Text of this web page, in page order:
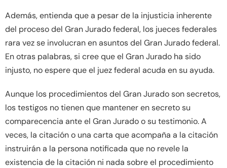
Además, entienda que a pesar de la injusticia inherente
del proceso del Gran Jurado federal, los jueces federales
rara vez se involucran en asuntos del Gran Jurado federal.
En otras palabras, si cree que el Gran Jurado ha sido
injusto, no espere que el juez federal acuda en su ayuda.
Aunque los procedimientos del Gran Jurado son secretos,
los testigos no tienen que mantener en secreto su
comparecencia ante el Gran Jurado o su testimonio. A
veces, la citación o una carta que acompaña a la citación
instruirán a la persona notificada que no revele la
existencia de la citación ni nada sobre el procedimiento